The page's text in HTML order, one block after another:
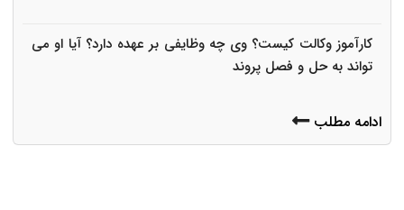
کارآموز وکالت کیست؟ وی چه وظایفی بر عهده دارد؟ آیا او می
تواند به حل و فصل پروند
ادامه مطلب